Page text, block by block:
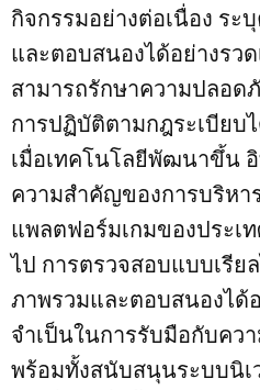
กิจกรรมอย่างต่อเนื่อง ระ
และตอบสนองได้อย่างรว
สามารถรักษาความปลอด
การปฏิบัติตามกฎระเบียบ
เมื่อเทคโนโลยีพัฒนาขึ้น
ความสำคัญของการบริหา
แพลตฟอร์มเกมของประเ
ไป การตรวจสอบแบบเรีย
ภาพรวมและตอบสนองได้
จำเป็นในการรับมือกับคว
พร้อมทั้งสนับสนุนระบบนิ